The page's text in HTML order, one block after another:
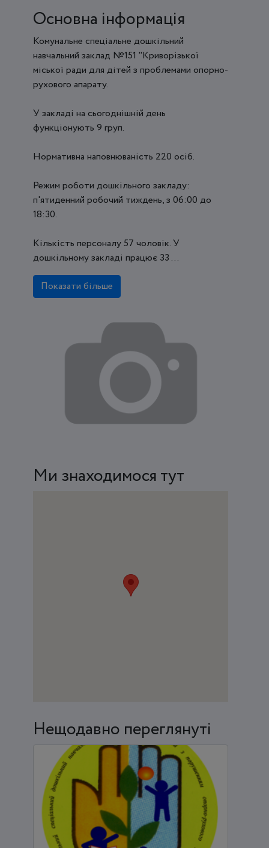
Основна інформація
Комунальне спеціальне дошкільний
навчальний заклад №151 "Криворізької
міської ради для дітей з проблемами опорно-
рухового апарату.
У закладі на сьогоднішній день
функціонують 9 груп.
Нормативна наповнюваність 220 осіб.
Режим роботи дошкільного закладу:
п'ятиденний робочий тиждень, з 06:00 до
18:30.
Кількість персоналу 57 чоловік. У
дошкільному закладі працює 33 ...
Показати більше
Ми знаходимося тут
Нещодавно переглянуті